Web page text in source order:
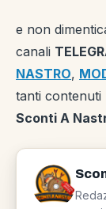
e non
canali
NASTRO,
tanti contenuti
Sconti A